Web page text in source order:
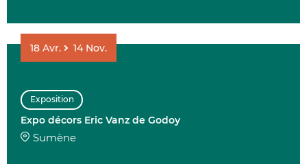
Exposition
Expo décors Eric Vanz de Godoy
Sumène
18 Avr. 14 Nov.